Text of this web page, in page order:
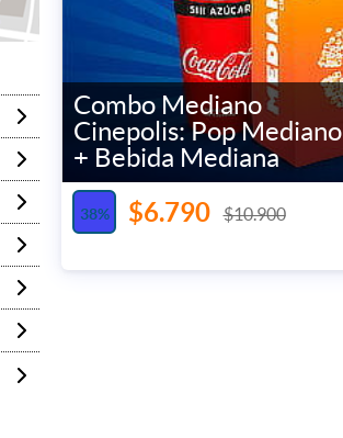
Combo Mediano
Cinepolis: Pop Mediano
+ Bebida Mediana
38% $6.790 $10.900